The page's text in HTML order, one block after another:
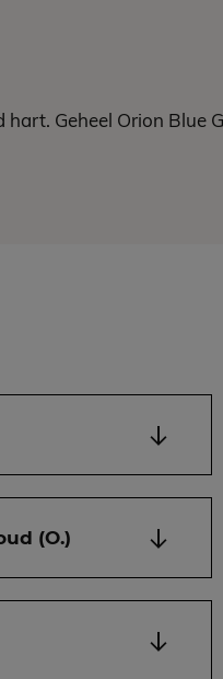
Geheel Orion Blue
(O.)